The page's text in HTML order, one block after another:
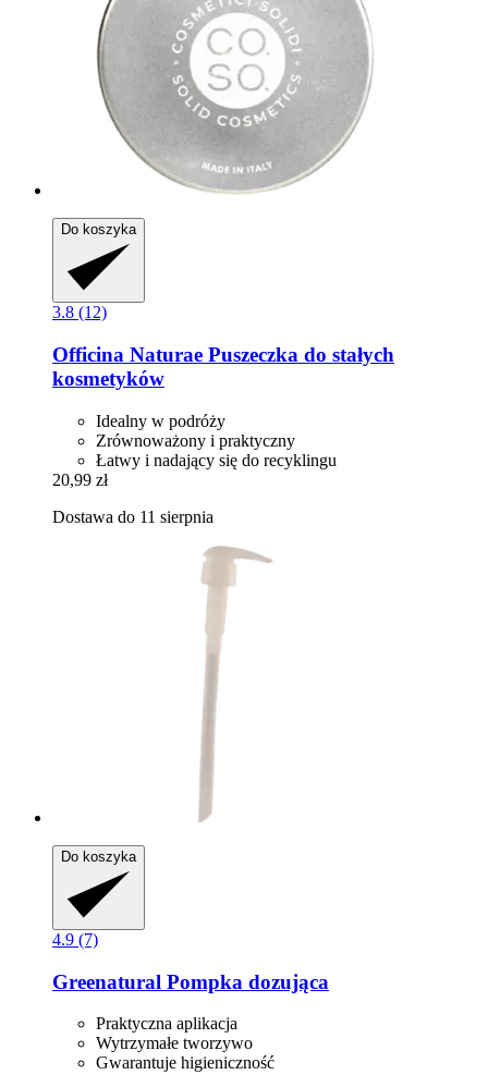
Do koszyka
3.8 (12)
Officina Naturae Puszeczka do stałych
kosmetyków
Idealny w podróży
Zrównoważony i praktyczny
Łatwy i nadający się do recyklingu
20,99 zł
Dostawa do 11 sierpnia
Do koszyka
4.9 (7)
Greenatural Pompka dozująca
Praktyczna aplikacja
Wytrzymałe tworzywo
Gwarantuje higieniczność